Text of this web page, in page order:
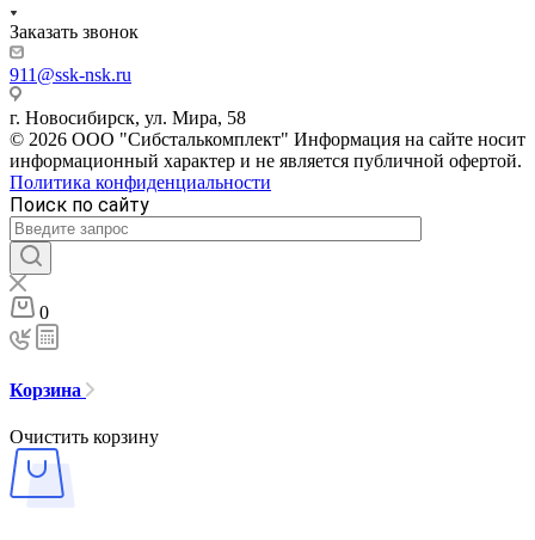
Заказать звонок
911@ssk-nsk.ru
г. Новосибирск, ул. Мира, 58
© 2026 ООО "Сибсталькомплект" Информация на сайте носит
информационный характер и не является публичной офертой.
Политика конфиденциальности
Поиск по сайту
0
Корзина
Очистить корзину